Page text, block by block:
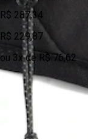
R$ 287,34
R$ 229,87
ou 3x de R$ 76,62